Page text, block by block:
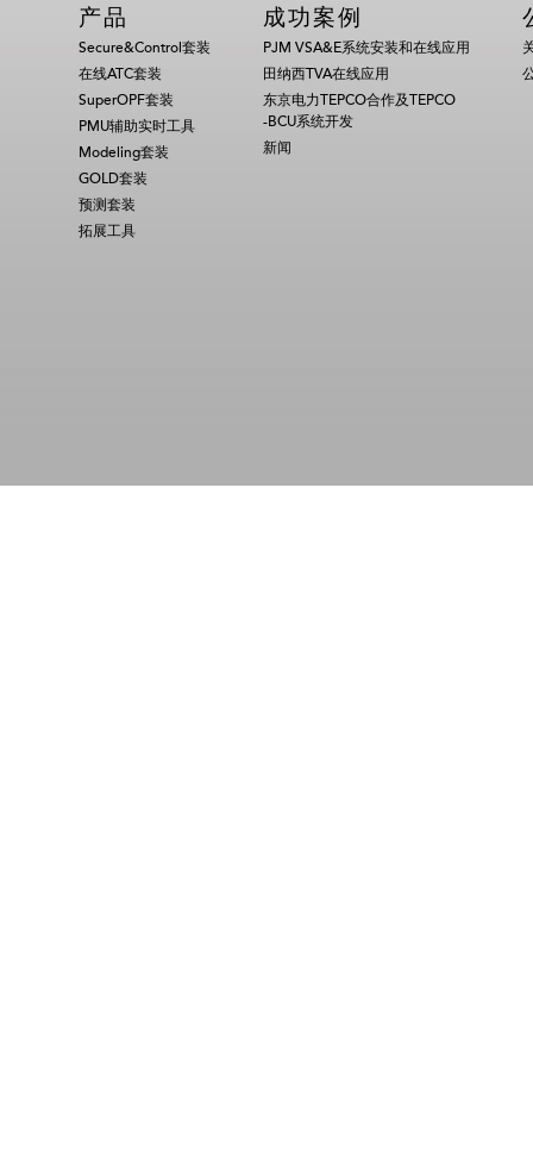
产品
Secure&Control套装
在线ATC套装
SuperOPF套装
PMU辅助实时工具
Modeling套装
GOLD套装
预测套装
拓展工具
成功案例
PJM VSA&E系统安装和在线应用
田纳西TVA在线应用
东京电力TEPCO合作及TEPCO
-BCU系统开发
新闻